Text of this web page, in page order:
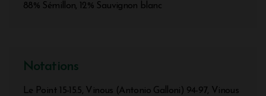
88% Sémillon, 12% Sauvignon blanc
Notations
Le Point 15-15.5, Vinous (Antonio Galloni) 94-97, Vinous